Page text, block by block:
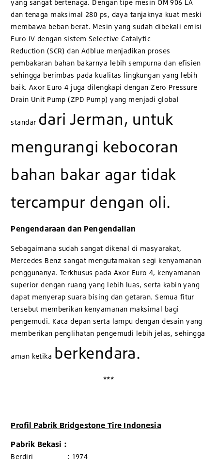
yang sangat bertenaga. Dengan tipe mesin OM 906 LA
dan tenaga maksimal 280 ps, daya tanjaknya kuat meski
membawa beban berat. Mesin yang sudah dibekali emisi
Euro IV dengan sistem Selective Catalytic
Reduction (SCR) dan Adblue menjadikan proses
pembakaran bahan bakarnya lebih sempurna dan efisien
sehingga berimbas pada kualitas lingkungan yang lebih
baik. Axor Euro 4 juga dilengkapi dengan Zero Pressure
Drain Unit Pump (ZPD Pump) yang menjadi global
standar dari Jerman, untuk
mengurangi kebocoran
bahan bakar agar tidak
tercampur dengan oli.
Pengendaraan dan Pengendalian
Sebagaimana sudah sangat dikenal di masyarakat,
Mercedes Benz sangat mengutamakan segi kenyamanan
penggunanya. Terkhusus pada Axor Euro 4, kenyamanan
superior dengan ruang yang lebih luas, serta kabin yang
dapat menyerap suara bising dan getaran. Semua fitur
tersebut memberikan kenyamanan maksimal bagi
pengemudi. Kaca depan serta lampu dengan desain yang
memberikan penglihatan pengemudi lebih jelas, sehingga
aman ketika berkendara.
***
Profil Pabrik Bridgestone Tire Indonesia
Pabrik Bekasi :
Berdiri : 1974